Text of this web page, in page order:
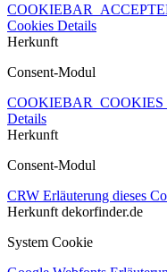
Cookies Details
Herkunft
Consent-Modul
Details
Herkunft
Consent-Modul
CRW Erläuterung dieses
Herkunft dekorfinder.de
System Cookie